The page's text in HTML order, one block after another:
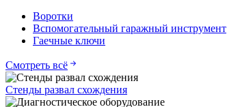
Воротки
Вспомогательный гаражный инструмент
Гаечные ключи
Смотреть всё
Стенды развал схождения